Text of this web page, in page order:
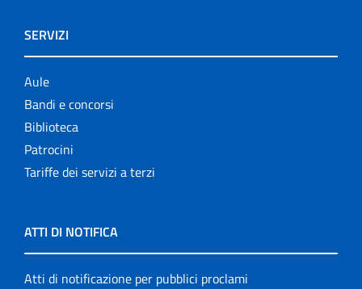
SERVIZI
Aule
Bandi e concorsi
Biblioteca
Patrocini
Tariffe dei servizi a terzi
ATTI DI NOTIFICA
Atti di notificazione per pubblici proclami